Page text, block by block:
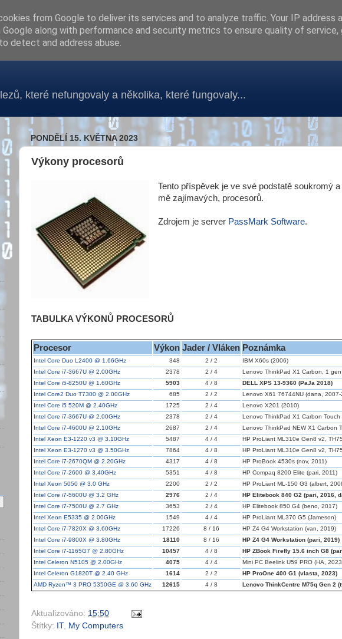
které nefungovaly a několika, které fungovaly...
PONDĚLÍ 15. KVĚTNA 2023
Výkony procesorů
Tento příspěvek je ve své podstatě soukromý
mě zajímavých, procesorů.
Zdrojem je server PassMark Software.
TABULKA VÝKONŮ PROCESORŮ
Procesor Výkon Jader / Vláken Poznámka
Intel Core Duo L2400 @ 1.66GHz 348 2 / 2
IBM X60s (2006)
Intel Core i7-3667U @ 2.00GHz
2378 2 / 4
Lenovo ThinkPad X1 Carbon, 1
Intel Core i5-8250U @ 1.60GHz
5903 4 / 8
DELL XPS 13-9360 (PaJa 2018)
Intel Core2 Duo T7300 @ 2.00GHz
685 2 / 2
Lenovo X61 76744NU (dana, 2007-
Intel Core i5 520M @ 2.40GHz
1725 2 / 4
Lenovo X201 (2010)
Intel Core i7-3667U @ 2.00GHz
2378 2 / 4
Lenovo ThinkPad X1 Carbon
Intel Core i7-4600U @ 2.10GHz
2687 2 / 4
Lenovo ThinkPad NEW X1 Carbon
Intel Xeon E3-1220 v3 @ 3.10GHz
5487 4 / 4
HP ProLiant ML310e Gen8 v2,
Intel Xeon E3-1270 v3 @ 3.50GHz
7864 4 / 8
HP ProLiant ML310e Gen8 v2,
Intel Core i7-2670QM @ 2.20GHz
4317 4 / 8
HP ProBook 4530s (nov, 2011)
Intel Core i7-2600 @ 3.40GHz
5351 4 / 8
HP Compaq 8200 Elite (pari, 2011)
Intel Xeon 5050 @ 3.0 GHz
2200 2 / 2
HP ProLiant ML-150 G3 (albert,
Intel Core i7-5600U @ 3.2 GHz
2976 2 / 4
HP Elitebook 840 G2 (pari, 2016,
Intel Core i7-7500U @ 2.7 GHz
3653 2 / 4
HP Elitebook 850 G4 (beno, 2017)
Intel Xeon E5335 @ 2.00GHz
1549 4 / 4
HP ProLiant ML370 G5 (Jameson)
Intel Core i7-7820X @ 3.60GHz
17226 8 / 16
HP Z4 G4 Workstation (van, 2019)
Intel Core i7-9800X @ 3.80GHz
18110 8 / 16
HP Z4 G4 Workstation (pari, 2019)
Intel Core i7-1165G7 @ 2.80GHz
10457 4 / 8
HP ZBook Firefly 15.6 inch G8
Intel Celeron N5105 @ 2.00GHz
4075 4 / 4
Mini PC Beelink U59 PRO (HA,
Intel Celeron G1820T @ 2.40 GHz 1614 2 / 2
HP ProOne 400 G1 (vlasta, 2023)
AMD Ryzen™ 3 PRO 5350GE @ 3.60 GHz 12615 4 / 8 Lenovo ThinkCentre M75q Gen 2
Aktualizováno: 15:50
Štítky: IT, My Computers
from Google to deliver its services and to analyze traffic. Your IP address
Google along with performance and security metrics to ensure quality of service,
detect and address abuse.